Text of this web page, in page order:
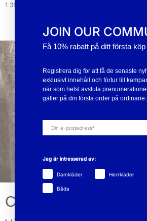
1 319 kr
CARE GUIDE
JOIN OUR
Få 10% rabatt på ditt första köp
Registrera dig för att få de senaste
exklusivt innehåll och förtur till
när som helst avsluta
gäller på din första order på ordinarie
Jag är intresserad av:
Damkläder Herrkläder
Båda